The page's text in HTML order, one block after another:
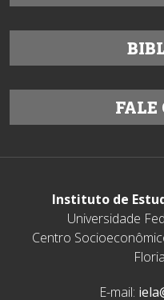
FALE
Instituto de
Universidade
Centro
E-mail: